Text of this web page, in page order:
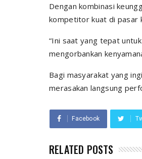
Dengan kombinasi
kompetitor kuat di pasar
“Ini saat yang tepat
mengorbankan
Bagi masyarakat yang
merasakan langsung
Facebook
RELATED POSTS